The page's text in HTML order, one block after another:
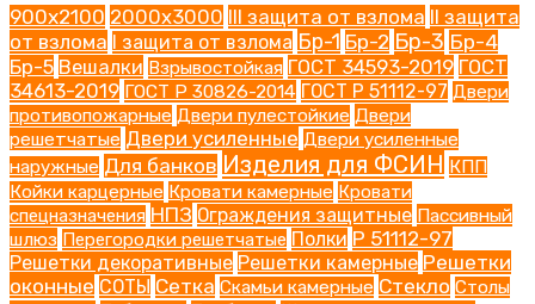
900х2100 2000х3000 III защита от взлома II защита
от взлома
I защита от взлома Бр-1 Бр-2 Бр-3 Бр-4
Бр-5 Вешалки Взрывостойкая ГОСТ 34593-2019 ГОСТ
34613-2019 ГОСТ Р 30826-2014 ГОСТ Р 51112-97 Двери
противопожарные Двери пулестойкие Двери
решетчатые Двери усиленные Двери усиленные
наружные Для банков Изделия для ФСИН
КПП
Койки карцерные Кровати камерные Кровати
спецназначения НПЗ Ограждения защитные Пассивный
шлюз Перегородки решетчатые Полки Р 51112-97
Решетки декоративные Решетки камерные Решетки
оконные СОТЫ Сетка Скамьи камерные Стекло Столы